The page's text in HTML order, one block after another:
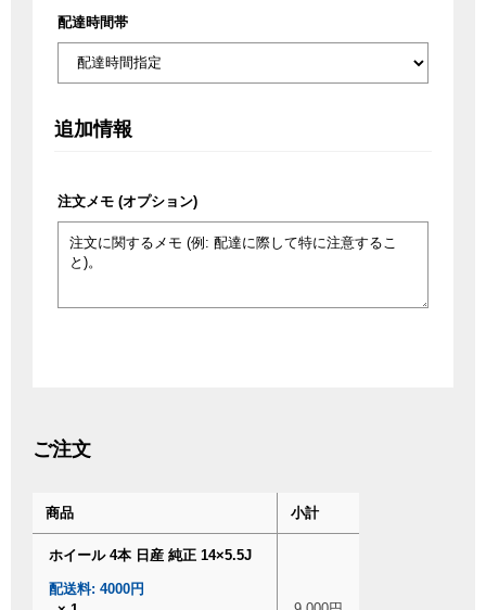
配達時間帯
追加情報
注文メモ (オプション)
ご注文
商品 小計
ホイール 4本 日産 純正 14×5.5J
配送料: 4000円